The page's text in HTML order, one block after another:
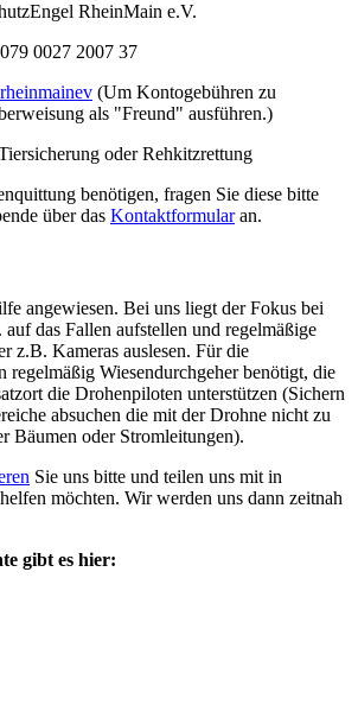
RheinMain e.V.
0027 2007 37
(Um Kontogebühren zu
als "Freund" ausführen.)
oder Rehkitzrettung
benötigen, fragen Sie diese bitte
über das Kontaktformularan.
angewiesen. Bei uns liegt der Fokus bei
das Fallen aufstellen und regelmäßige
z.B. Kameras auslesen. Für die
regelmäßig Wiesendurchgeher benötigt, die
die Drohenpiloten unterstützen (Sichern
absuchen die mit der Drohne nicht zu
Bäumen oder Stromleitungen).
Sie uns bitte und teilen uns mit in
möchten. Wir werden uns dann zeitnah
gibt es hier: